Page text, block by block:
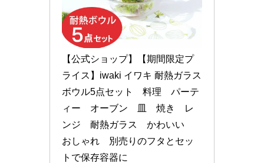
【公式ショップ】【期間限定プ
ライス】iwaki イワキ 耐熱ガラス
ボウル5点セット　料理　パーテ
ィー　オーブン　皿　焼き　レ
ンジ　耐熱ガラス　かわいい
おしゃれ　別売りのフタとセッ
トで保存容器に